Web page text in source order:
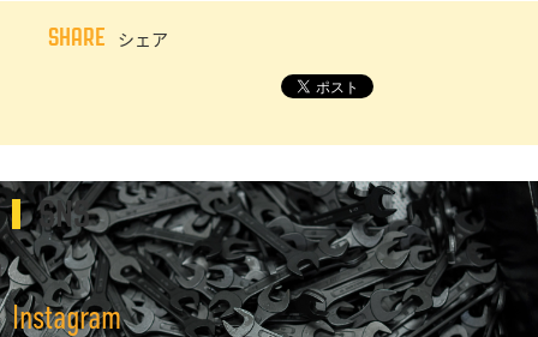
SHARE シェア
SNS
Instagram